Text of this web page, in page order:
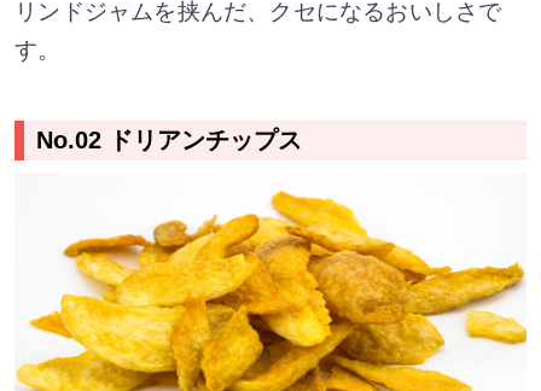
リンドジャムを挟んだ、クセになるおいしさで
す。
No.02 ドリアンチップス